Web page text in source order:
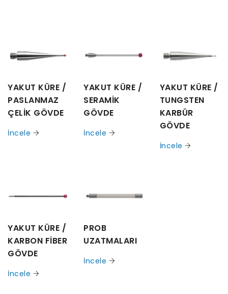
YAKUT KÜRE /
PASLANMAZ
ÇELİK GÖVDE
İncele
YAKUT KÜRE /
SERAMİK
GÖVDE
İncele
YAKUT KÜRE /
TUNGSTEN
KARBÜR
GÖVDE
İncele
YAKUT KÜRE /
KARBON FİBER
GÖVDE
İncele
PROB
UZATMALARI
İncele